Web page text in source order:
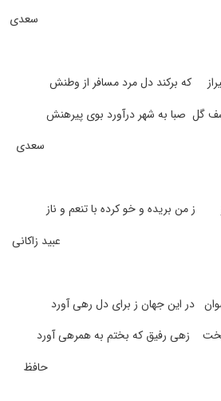
که برکند دل مرد مسافر از وطنش
گل صبا به شهر درآورد بوی پیرهنش
ز من بریده و خو کرده با تنعم و ناز
زاکانی
در این جهان ز برای دل رهی آورد
بخت زهی رفیق که بختم به همرهی آورد